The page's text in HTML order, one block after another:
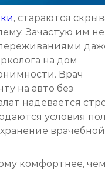
, стараются
Зачастую им не
на дом
Врач
на авто без
надевается
условия
врачебной
комфортнее,